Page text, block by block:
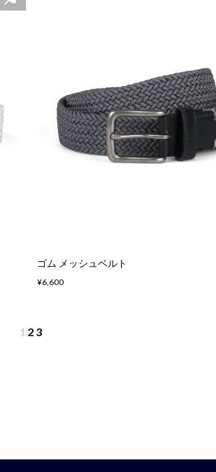
ゴム メッシュベルト
¥6,600
1 2 3